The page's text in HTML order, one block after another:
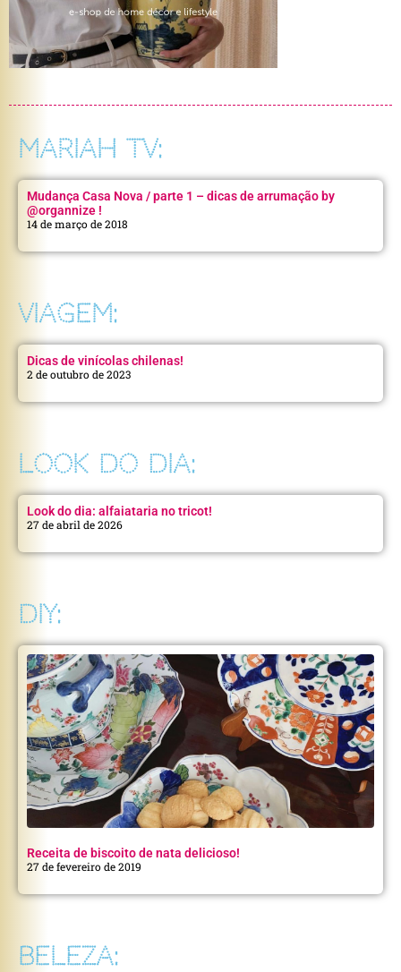
MARIAH TV:
Mudança Casa Nova / parte 1 – dicas de arrumação by
@organnize !
14 de março de 2018
VIAGEM:
Dicas de vinícolas chilenas!
2 de outubro de 2023
LOOK DO DIA:
Look do dia: alfaiataria no tricot!
27 de abril de 2026
DIY:
Receita de biscoito de nata delicioso!
27 de fevereiro de 2019
BELEZA: